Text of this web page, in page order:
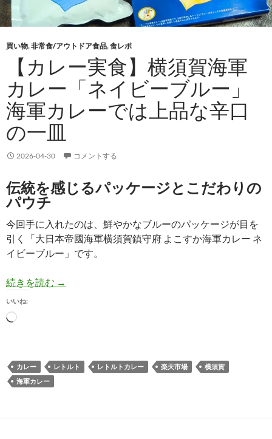
買い物,非常食/アウトドア食品,食レポ
【カレー実食】横須賀海軍
カレー「ネイビーブルー」
海軍カレーでは上品な辛口
の一皿
2026-04-30 コメントする
伝統を感じるパッケージとこだわりの
パウチ
今回手に入れたのは、鮮やかなブルーのパッケージが目を
引く「大日本帝國海軍横須賀鎮守府 よこすか海軍カレー ネ
イビーブルー」です。
続きを読む 【カレー実食】横須賀海軍カレー「ネイビーブ
→
いいね:
読
み
中…
カレー レトルト レトルトカレー 楽天市場
横須賀
海軍カレー